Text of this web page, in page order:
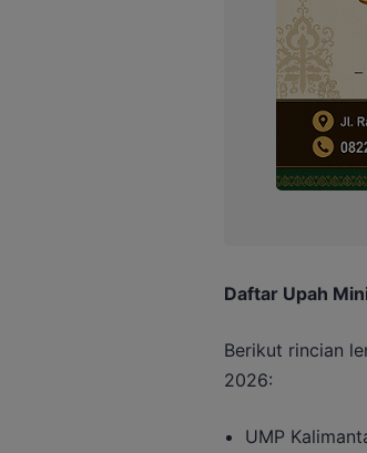
Daftar Upah
Berikut rincian
2026:
UMP